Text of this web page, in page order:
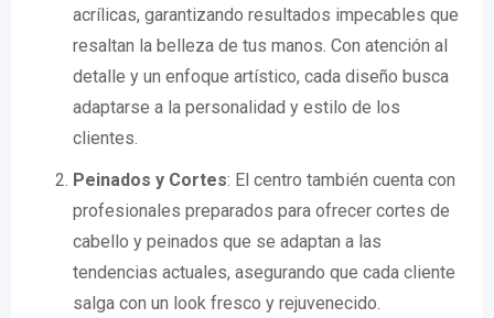
acrílicas, garantizando resultados impecables que
resaltan la belleza de tus manos. Con atención al
detalle y un enfoque artístico, cada diseño busca
adaptarse a la personalidad y estilo de los
clientes.
Peinados y Cortes: El centro también cuenta con
profesionales preparados para ofrecer cortes de
cabello y peinados que se adaptan a las
tendencias actuales, asegurando que cada cliente
salga con un look fresco y rejuvenecido.